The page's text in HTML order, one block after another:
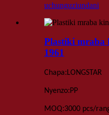
uchunguziundani
Plastiki mraba
1961
Chapa:LONGSTAR
Nyenzo:PP
MOQ:3000 pcs/